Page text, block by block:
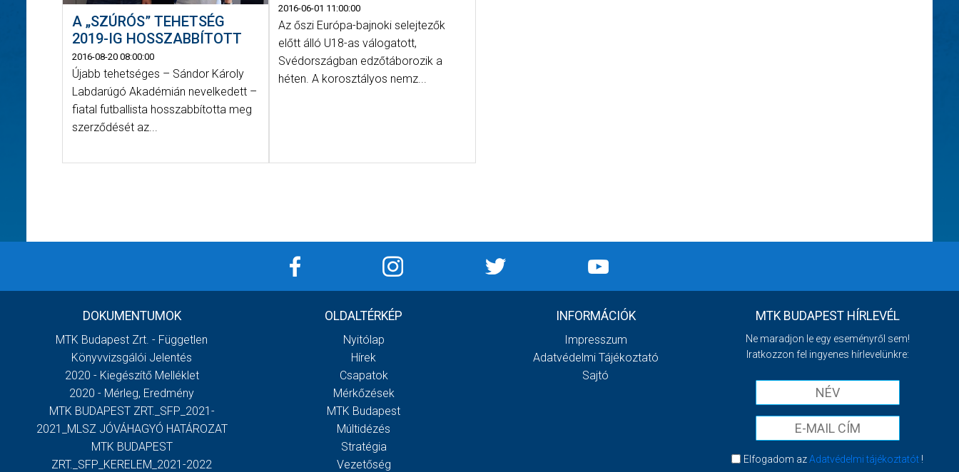
A „SZÚRÓS” TEHETSÉG
2019-IG HOSSZABBÍTOTT
2016-08-20 08:00:00
Újabb tehetséges – Sándor Károly
Labdarúgó Akadémián nevelkedett –
fiatal futballista hosszabbította meg
szerződését az...
2016-06-01 11:00:00
Az őszi Európa-bajnoki selejtezők
előtt álló U18-as válogatott,
Svédországban edzőtáborozik a
héten. A korosztályos nemz...
DOKUMENTUMOK
MTK Budapest Zrt. - Független
Könyvvizsgálói Jelentés
2020 - Kiegészítő Melléklet
2020 - Mérleg, Eredmény
MTK BUDAPEST ZRT._SFP_2021-
2021_MLSZ JÓVÁHAGYÓ HATÁROZAT
MTK BUDAPEST
ZRT._SFP_KERELEM_2021-2022
OLDALTÉRKÉP
Nyitólap
Hírek
Csapatok
Mérkőzések
MTK Budapest
Múltidézés
Stratégia
Vezetőség
INFORMÁCIÓK
Impresszum
Adatvédelmi Tájékoztató
Sajtó
MTK BUDAPEST HÍRLEVÉL
Ne maradjon le egy eseményről sem!
Iratkozzon fel ingyenes hírlevelünkre:
Elfogadom azAdatvédelmi tájékoztatót !